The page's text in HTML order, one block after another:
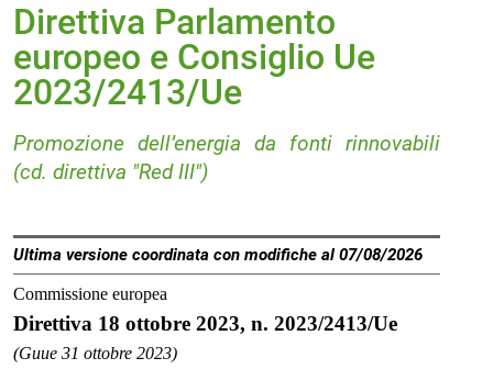
Direttiva Parlamento
europeo e Consiglio Ue
2023/2413/Ue
Promozione dell’energia da fonti rinnovabili
(cd. direttiva "Red III")
Ultima versione coordinata con modifiche al 07/08/2026
Commissione europea
Direttiva 18 ottobre 2023, n. 2023/2413/Ue
(Guue 31 ottobre 2023)